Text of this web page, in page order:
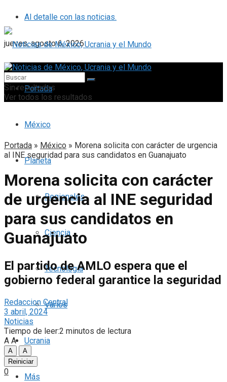
Al detalle con las noticias.
jueves, agosto 6, 2026
Portada
México
Planeta
Regionales
Ciencia
Tecnología
Varios
Ucrania
Más
Sin resultados
Ver todos los resultados
Portada » México » Morena solicita con carácter de urgencia
al INE seguridad para sus candidatos en Guanajuato
Morena solicita con carácter
de urgencia al INE seguridad
para sus candidatos en
Guanajuato
El partido de AMLO espera que el
gobierno federal garantice la seguridad
Redaccion Central
3 abril, 2024
Noticias
Tiempo de leer:2 minutos de lectura
A A
A
A
Reiniciar
0